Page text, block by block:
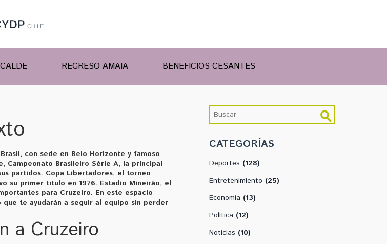
REGRESO AMAIA BENEFICIOS CESANTES
con sede en Belo Horizonte y famoso
, Campeonato Brasileiro Série A, la principal
partidos. Copa Libertadores, el torneo
su primer título en 1976. Estadio Mineirão, el
para Cruzeiro. En este espacio
que te ayudarán a seguir al equipo sin perder
a Cruzeiro
CATEGORÍAS
Deportes (128)
Entretenimiento (25)
Economía (13)
Política (12)
Noticias (10)